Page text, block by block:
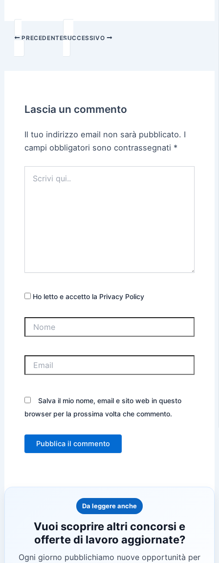
PRECEDENTESUCCESSIVO
Lascia un commento
Il tuo indirizzo email non sarà pubblicato. I
campi obbligatori sono contrassegnati *
qui..
Ho letto e accetto la Privacy Policy
Salva il mio nome, email e sito web in questo
browser per la prossima volta che commento.
Da leggere anche
Vuoi scoprire altri concorsi e
offerte di lavoro aggiornate?
Ogni giorno pubblichiamo nuove opportunità per